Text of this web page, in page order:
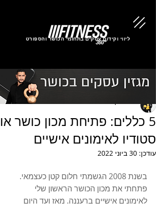
ליווי וקידום עסקים בתחומי הכושר והספורט
5 כללים: פתיחת מכון כושר או
סטודיו לאימונים אישיים
עודכן: 30 ביוני 2022
בשנת 2008 הגשמתי חלום קטן כעצמאי.
פתחתי את מכון הכושר הראשון שלי
לאימונים אישיים ברעננה. מאז ועד היום